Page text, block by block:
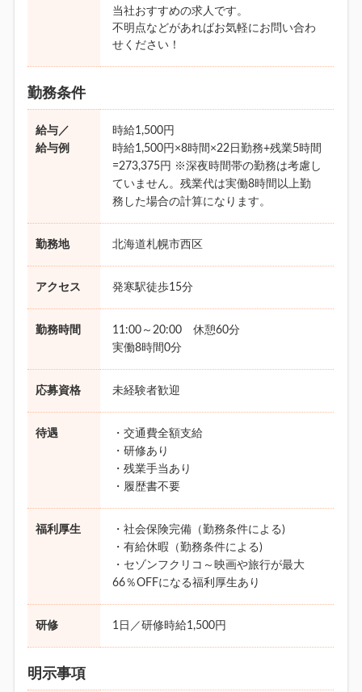
当社おすすめの求人です。
不明点などがあればお気軽にお問い合わ
せください！
勤務条件
給与／
給与例
時給1,500円
時給1,500円×8時間×22日勤務+残業5時間
=273,375円 ※深夜時間帯の勤務は考慮し
ていません。残業代は実働8時間以上勤
務した場合の計算になります。
勤務地 北海道札幌市西区
アクセス 発寒駅徒歩15分
勤務時間
11:00～20:00 休憩60分
実働8時間0分
応募資格 未経験者歓迎
待遇
・交通費全額支給
・研修あり
・残業手当あり
・履歴書不要
福利厚生
・社会保険完備（勤務条件による)
・有給休暇（勤務条件による)
・セゾンフクリコ～映画や旅行が最大
66％OFFになる福利厚生あり
研修 1日／研修時給1,500円
明示事項